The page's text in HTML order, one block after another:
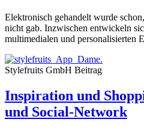
Elektronisch gehandelt wurde
nicht gab. Inzwischen entwickeln
multimedialen und personalisierten
Stylefruits GmbH Beitrag
Inspiration und
und Social-Network